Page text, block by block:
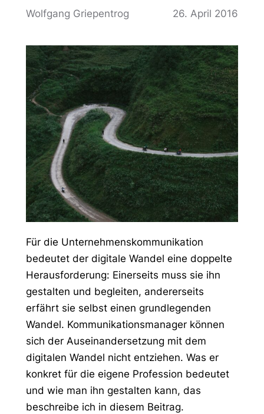
Wolfgang Griepentrog 26. April 2016
Für die Unternehmenskommunikation
bedeutet der digitale Wandel eine doppelte
Herausforderung: Einerseits muss sie ihn
gestalten und begleiten, andererseits
erfährt sie selbst einen grundlegenden
Wandel. Kommunikationsmanager können
sich der Auseinandersetzung mit dem
digitalen Wandel nicht entziehen. Was er
konkret für die eigene Profession bedeutet
und wie man ihn gestalten kann, das
beschreibe ich in diesem Beitrag.